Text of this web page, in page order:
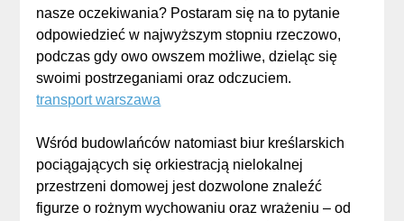
nasze oczekiwania? Postaram się na to pytanie
odpowiedzieć w najwyższym stopniu rzeczowo,
podczas gdy owo owszem możliwe, dzieląc się
swoimi postrzeganiami oraz odczuciem.
transport warszawa
Wśród budowlańców natomiast biur kreślarskich
pociągających się orkiestracją nielokalnej
przestrzeni domowej jest dozwolone znaleźć
figurze o rożnym wychowaniu oraz wrażeniu – od